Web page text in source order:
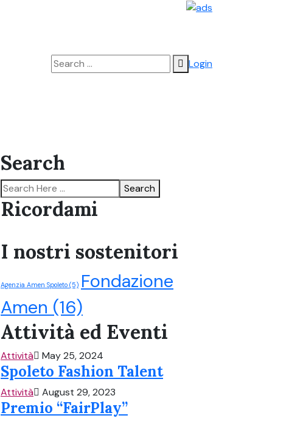
Login
Search
Search
Ricordami
I nostri sostenitori
Agenzia Amen Spoleto (5) Fondazione
Amen (16)
Attività ed Eventi
Attività May 25, 2024
Spoleto Fashion Talent
Attività August 29, 2023
Premio “FairPlay”